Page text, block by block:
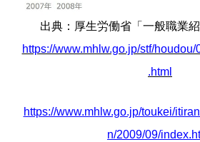
出典：厚生労働省「一般職業
https://www.mhlw.go.jp/stf/
.html
https://www.mhlw.go.jp/toukei/
n/2009/09/